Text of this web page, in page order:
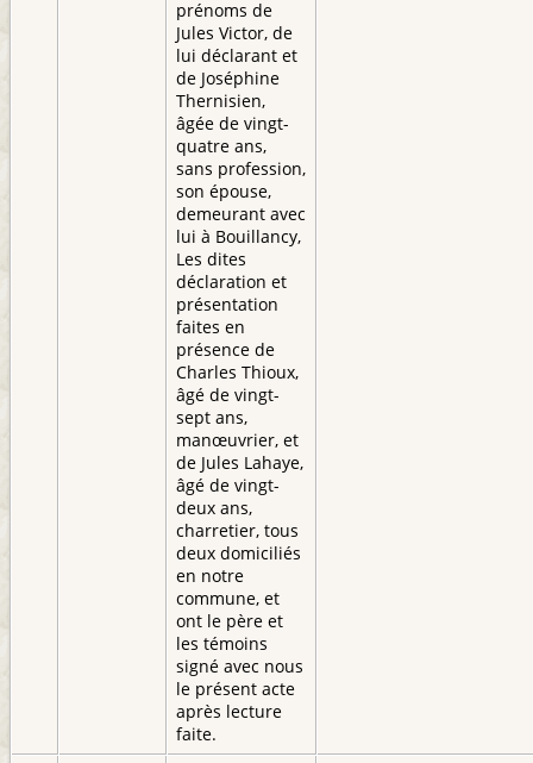
prénoms de
Jules Victor, de
lui déclarant et
de Joséphine
Thernisien,
âgée de vingt-
quatre ans,
sans profession,
son épouse,
demeurant avec
lui à Bouillancy,
Les dites
déclaration et
présentation
faites en
présence de
Charles Thioux,
âgé de vingt-
sept ans,
manœuvrier, et
de Jules Lahaye,
âgé de vingt-
deux ans,
charretier, tous
deux domiciliés
en notre
commune, et
ont le père et
les témoins
signé avec nous
le présent acte
après lecture
faite.